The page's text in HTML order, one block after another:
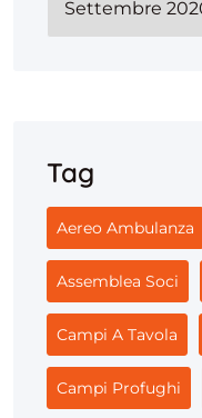
Tag
Aereo Ambulanza
Assemblea Soci
Campi A Tavola
Campi Profughi